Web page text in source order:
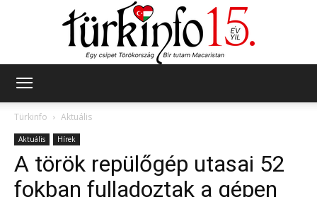
Türkinfo
Aktuális
Aktuális Hírek
A török repülőgép utasai 52
fokban fulladoztak a gépen